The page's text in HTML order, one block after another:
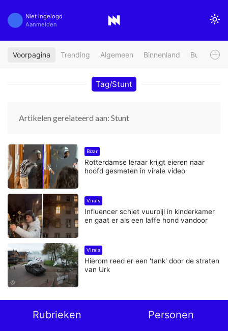
Niet ingelogd
Aanmelden
Voorpagina Trending Algemeen Binnenland Buitenland
Tag/Stunt
Artikelen gerelateerd aan: Stunt
Bizar
Rotterdamse leraar krijgt eieren naar
hoofd gesmeten in virale video
Virals
Influencer schiet vuurpijl in kinderkamer
en gaat er als een laffe hond vandoor
Virals
Hierom reed er een 'tank' door de straten
van Urk
Rubrieken Personen